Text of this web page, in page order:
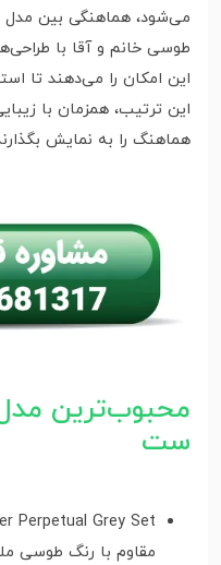
می‌شود، هماهنگی بین مدل
طوسی خانم و آقا با
این امکان را می‌دهند تا
این ترتیب، همزمان با
هماهنگ را به نمایش
محبوب‌ترین
ست
مقاوم با رنگ طوسی